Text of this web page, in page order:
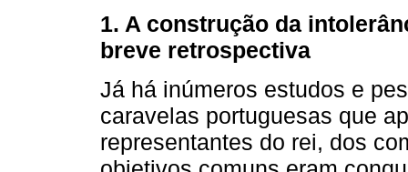
1. A construção da
breve retrospectiva
Já há inúmeros estudos e
caravelas portuguesas que
representantes do rei, dos